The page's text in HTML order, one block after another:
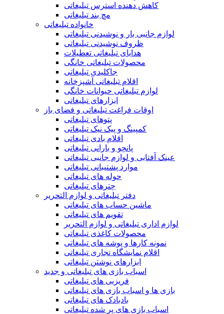
کاهش دهنده استرس تبلیغاتی
مچ بند تبلیغاتی
خانواده تبلیغاتی
لوازم جانبی بار و نوشیدنی تبلیغاتی
ظروف نوشیدنی تبلیغاتی
هدایای تبلیغاتی تعطیلات
محصولات تبلیغاتی خانگی
جاکلیدی تبلیغاتی
اقلام تبلیغاتی آشپزخانه
لوازم تبلیغاتی حیوانات خانگی
ابزارهای تبلیغاتی
اوقات فراغت تبلیغاتی و فضای باز
پتوهای تبلیغاتی
کمپینگ و پیک نیک تبلیغاتی
اقلام بادی تبلیغاتی
پانچو و بارانی تبلیغاتی
عینک آفتابی و لوازم جانبی تبلیغاتی
موارد پشتیبانی تبلیغاتی
حوله های تبلیغاتی
چترهای تبلیغاتی
دفتر تبلیغاتی و لوازم التحریر
ماشین حساب های تبلیغاتی
تقویم های تبلیغاتی
لوازم اداری تبلیغاتی و لوازم التحریر
محصولات کاغذی تبلیغاتی
نمونه کارها و پوشه های تبلیغاتی
اقلام نمایشگاه تجاری تبلیغاتی
ابزارهای نوشتن تبلیغاتی
اسباب بازی های تبلیغاتی و جدید
فریزبی های تبلیغاتی
بازی ها و اسباب بازی های تبلیغاتی
بادبادک های تبلیغاتی
اسباب بازی های پر شده تبلیغاتی